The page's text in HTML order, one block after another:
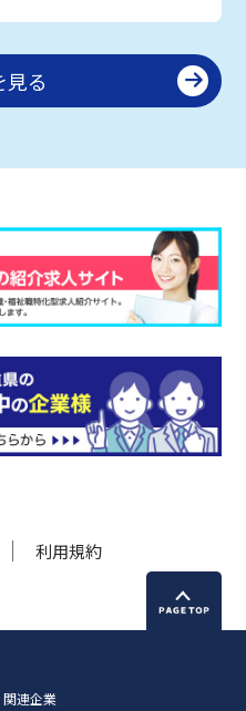
見る
利用規約
関連企業